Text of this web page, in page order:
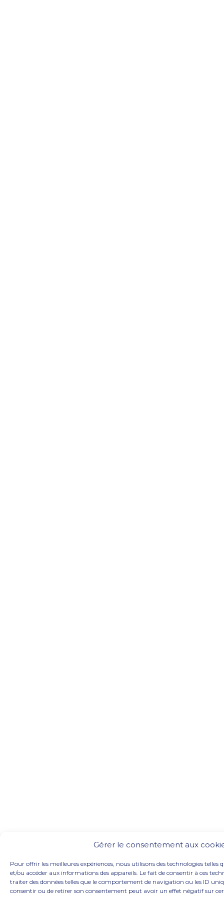
Gérer le consentement aux
Pour offrir les meilleures expériences, nous utilisons des technologies telles
et/ou accéder aux informations des appareils. Le fait de consentir à ces
traiter des données telles que le comportement de navigation ou les ID
consentir ou de retirer son consentement peut avoir un effet négatif sur